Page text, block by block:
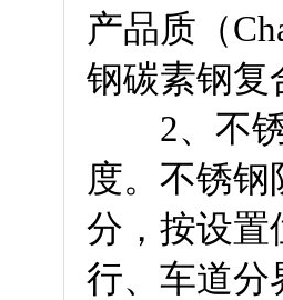
产品质（
钢碳素钢复
2、不锈
度。不锈
分，按设置
行、车道分